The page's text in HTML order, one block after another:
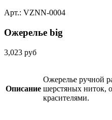
Арт.: VZNN-0004
Ожерелье big
3,023 руб
Описание
Ожерелье ручной
шерстяных ниток,
красителями.